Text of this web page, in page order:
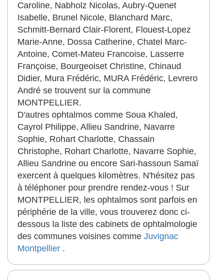
Caroline, Nabholz Nicolas, Aubry-Quenet
Isabelle, Brunel Nicole, Blanchard Marc,
Schmitt-Bernard Clair-Florent, Flouest-Lopez
Marie-Anne, Dossa Catherine, Chatel Marc-
Antoine, Comet-Mateu Francoise, Lasserre
Françoise, Bourgeoiset Christine, Chinaud
Didier, Mura Frédéric, MURA Frédéric, Levrero
André se trouvent sur la commune
MONTPELLIER.
D'autres ophtalmos comme Soua Khaled,
Cayrol Philippe, Allieu Sandrine, Navarre
Sophie, Rohart Charlotte, Chassain
Christophe, Rohart Charlotte, Navarre Sophie,
Allieu Sandrine ou encore Sari-hassoun Samaï
exercent à quelques kilomètres. N'hésitez pas
à téléphoner pour prendre rendez-vous ! Sur
MONTPELLIER, les ophtalmos sont parfois en
périphérie de la ville, vous trouverez donc ci-
dessous la liste des cabinets de ophtalmologie
des communes voisines comme Juvignac
Montpellier .